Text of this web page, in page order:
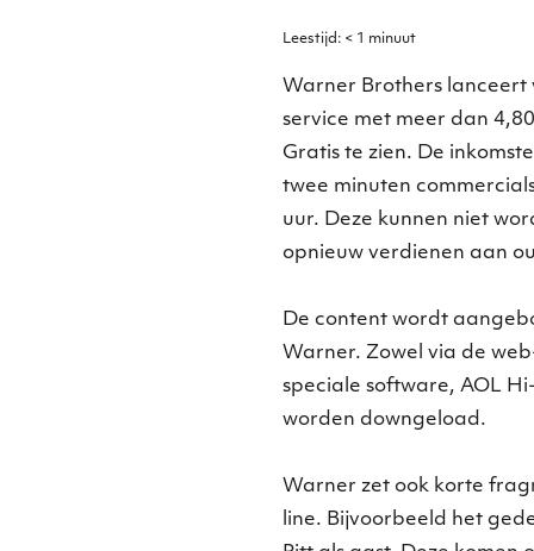
Leestijd: < 1 minuut
Warner Brothers lanceert
service met meer dan
Gratis te zien. De
twee minuten
uur. Deze kunnen niet
opnieuw verdienen aan
De content wordt
Warner. Zowel via de
speciale software, AOL
worden downgeload.
Warner zet ook korte
line. Bijvoorbeeld het